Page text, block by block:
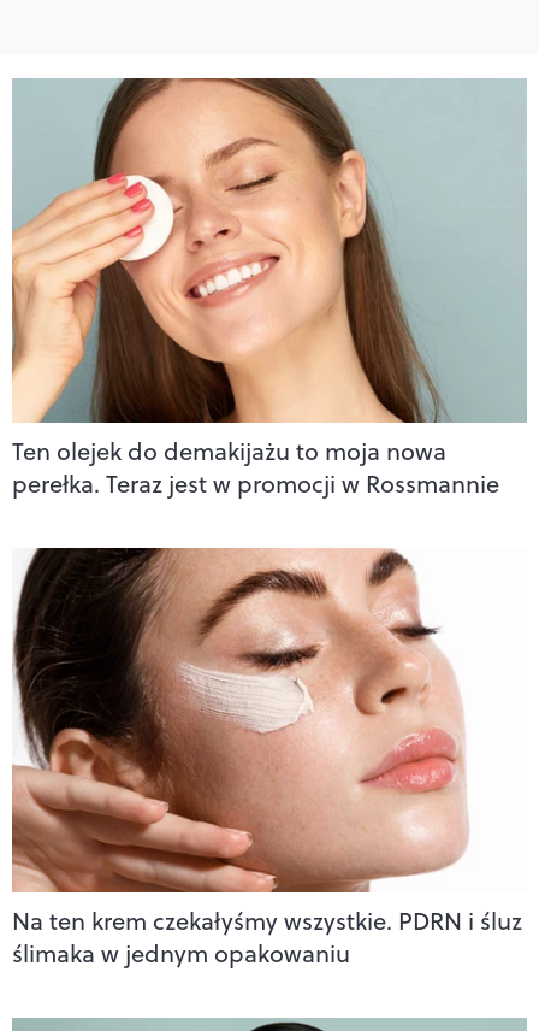
Ten olejek do demakijażu to moja nowa
perełka. Teraz jest w promocji w Rossmannie
Na ten krem czekałyśmy wszystkie. PDRN i śluz
ślimaka w jednym opakowaniu